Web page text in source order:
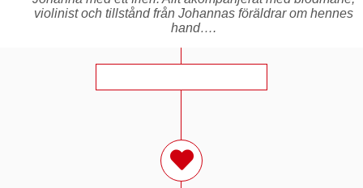
violinist och tillstånd från Johannas föräldrar om hennes
hand….